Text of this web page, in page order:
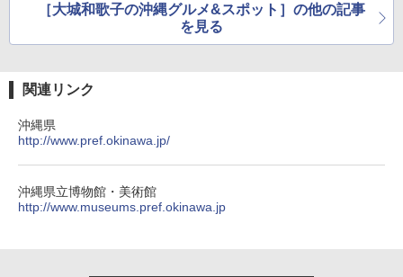
［大城和歌子の沖縄グルメ&スポット］の他の記事
を見る
関連リンク
沖縄県
http://www.pref.okinawa.jp/
沖縄県立博物館・美術館
http://www.museums.pref.okinawa.jp